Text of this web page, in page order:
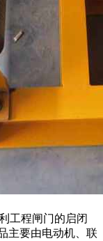
工程闸门的启闭
主要由电动机、联